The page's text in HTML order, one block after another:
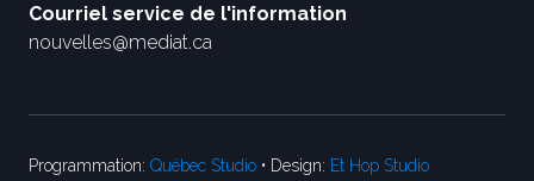
Courriel service de l'information
nouvelles@mediat.ca
Programmation: Québec Studio • Design: Et Hop Studio